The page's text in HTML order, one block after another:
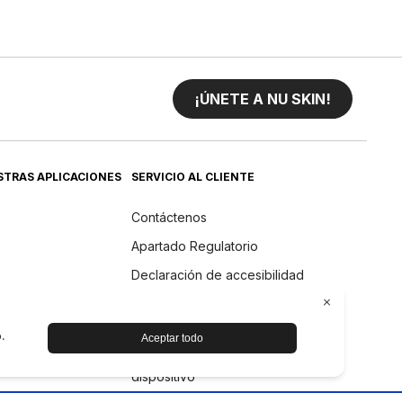
¡ÚNETE A NU SKIN!
APLICACIONES SERVICIO AL CLIENTE
Contáctenos
Apartado Regulatorio
Declaración de accesibilidad
Politica de Reembolso
Cuidado y mantenimiento del
dispositivo